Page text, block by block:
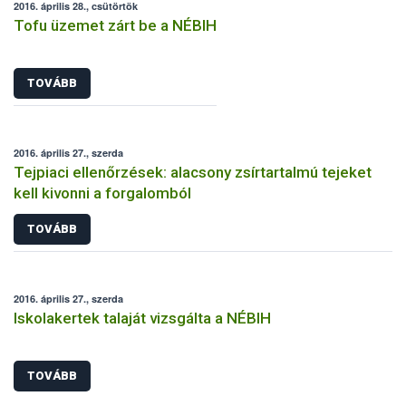
2016. április 28., csütörtök
Tofu üzemet zárt be a NÉBIH
TOVÁBB
2016. április 27., szerda
Tejpiaci ellenőrzések: alacsony zsírtartalmú tejeket
kell kivonni a forgalomból
TOVÁBB
2016. április 27., szerda
Iskolakertek talaját vizsgálta a NÉBIH
TOVÁBB